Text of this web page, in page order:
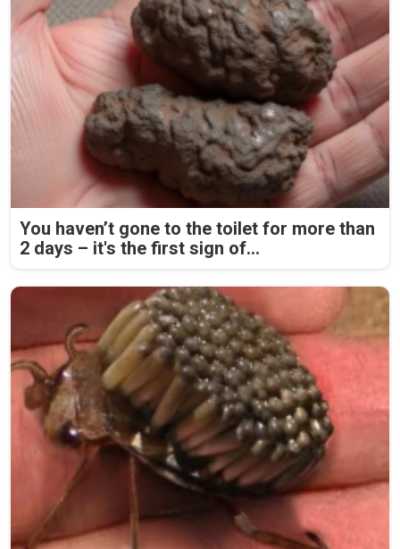
You haven’t gone to the toilet for more than
2 days – it's the first sign of...